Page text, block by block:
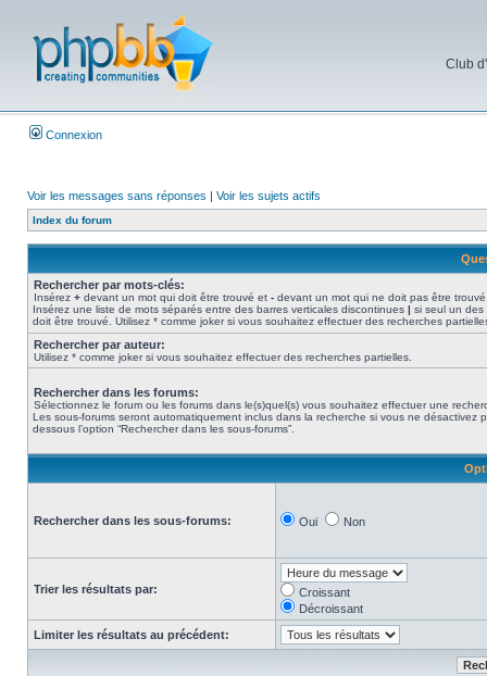
Club
Connexion
Voir les messages sans réponses | Voir les sujets actifs
Index du forum
Rechercher par mots-clés:
Insérez + devant un mot qui doit être trouvé et - devant un mot qui ne doit pas être
Insérez une liste de mots séparés entre des barres verticales discontinues | si seul un des
doit être trouvé. Utilisez * comme joker si vous souhaitez effectuer des recherches
Rechercher par auteur:
Utilisez * comme joker si vous souhaitez effectuer des recherches partielles.
Rechercher dans les forums:
Sélectionnez le forum ou les forums dans le(s)quel(s) vous souhaitez effectuer une
Les sous-forums seront automatiquement inclus dans la recherche si vous ne désactivez
dessous l’option “Rechercher dans les sous-forums”.
Rechercher dans les sous-forums: Oui Non
Trier les résultats par:
Croissant
Décroissant
Limiter les résultats au précédent: